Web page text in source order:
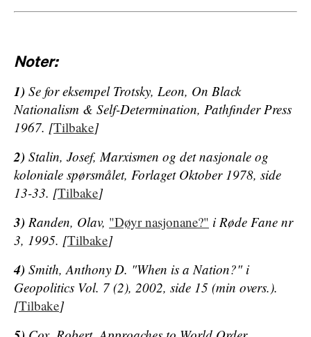
Noter:
1) Se for eksempel Trotsky, Leon, On Black
Nationalism & Self-Determination, Pathfinder Press
1967. [Tilbake]
2) Stalin, Josef,Marxismen og det nasjonale og
koloniale spørsmålet, Forlaget Oktober 1978, side
13-33. [Tilbake]
3) Randen, Olav, "Døyr nasjonane?" i Røde Fane nr
3, 1995. [Tilbake]
4) Smith, Anthony D. "When is a Nation?" i
Geopolitics Vol. 7 (2), 2002, side 15 (min overs.).
[Tilbake]